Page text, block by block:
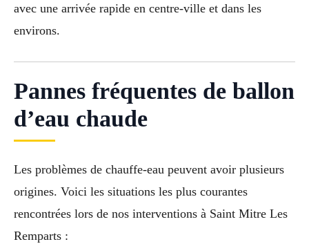
avec une arrivée rapide en centre-ville et dans les
environs.
Pannes fréquentes de ballon
d’eau chaude
Les problèmes de chauffe-eau peuvent avoir plusieurs
origines. Voici les situations les plus courantes
rencontrées lors de nos interventions à Saint Mitre Les
Remparts :